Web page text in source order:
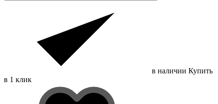
в наличии Купить
в 1 клик